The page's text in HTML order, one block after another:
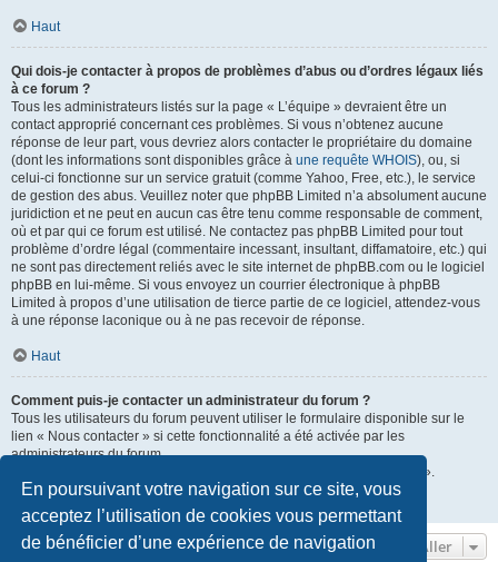
En poursuivant votre navigation sur ce site, vous
acceptez l’utilisation de cookies vous permettant
de bénéficier d’une expérience de navigation
Haut
Qui dois-je contacter à propos de problèmes d’abus ou d’ordres légaux liés
à ce forum ?
Tous les administrateurs listés sur la page « L’équipe » devraient être un
contact approprié concernant ces problèmes. Si vous n’obtenez aucune
réponse de leur part, vous devriez alors contacter le propriétaire du domaine
(dont les informations sont disponibles grâce à une requête WHOIS), ou, si
celui-ci fonctionne sur un service gratuit (comme Yahoo, Free, etc.), le service
de gestion des abus. Veuillez noter que phpBB Limited n’a absolument aucune
juridiction et ne peut en aucun cas être tenu comme responsable de comment,
où et par qui ce forum est utilisé. Ne contactez pas phpBB Limited pour tout
problème d’ordre légal (commentaire incessant, insultant, diffamatoire, etc.) qui
ne sont pas directement reliés avec le site internet de phpBB.com ou le logiciel
phpBB en lui-même. Si vous envoyez un courrier électronique à phpBB
Limited à propos d’une utilisation de tierce partie de ce logiciel, attendez-vous
à une réponse laconique ou à ne pas recevoir de réponse.
Haut
Comment puis-je contacter un administrateur du forum ?
Tous les utilisateurs du forum peuvent utiliser le formulaire disponible sur le
lien « Nous contacter » si cette fonctionnalité a été activée par les
administrateurs du forum.
Les membres du forum peuvent également utiliser le lien « L’équipe ».
Aller